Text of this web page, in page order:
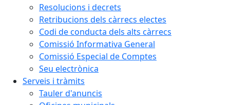
Resolucions i decrets
Retribucions dels càrrecs electes
Codi de conducta dels alts càrrecs
Comissió Informativa General
Comissió Especial de Comptes
Seu electrònica
Serveis i tràmits
Tauler d'anuncis